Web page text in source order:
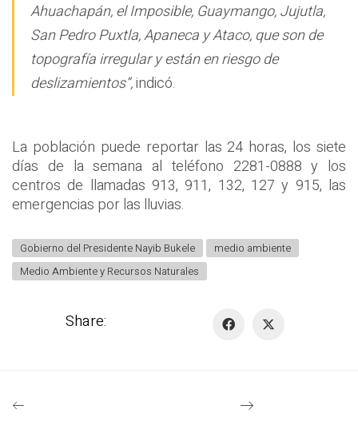
Ahuachapán, el Imposible, Guaymango, Jujutla,
San Pedro Puxtla, Apaneca y Ataco, que son de
topografía irregular y están en riesgo de
deslizamientos”,indicó.
La población puede reportar las 24 horas, los siete
días de la semana al teléfono 2281-0888 y los
centros de llamadas 913, 911, 132, 127 y 915, las
emergencias por las lluvias.
Gobierno del Presidente Nayib Bukele
medio ambiente
Medio Ambiente y Recursos Naturales
Share: